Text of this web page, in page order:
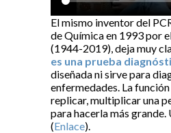
El mismo inventor del
de Química en 1993 por
(1944-2019), deja muy
es una prueba
diseñada ni sirve para
enfermedades. La función
replicar, multiplicar una
para hacerla más
(Enlace).